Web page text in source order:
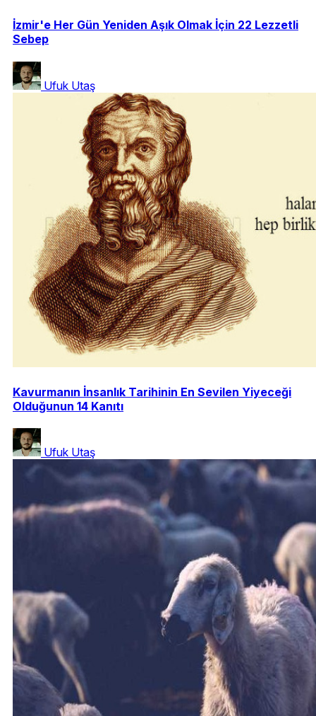
İzmir'e Her Gün Yeniden Aşık Olmak İçin 22 Lezzetli
Sebep
Ufuk Utaş
Kavurmanın İnsanlık Tarihinin En Sevilen Yiyeceği
Olduğunun 14 Kanıtı
Ufuk Utaş